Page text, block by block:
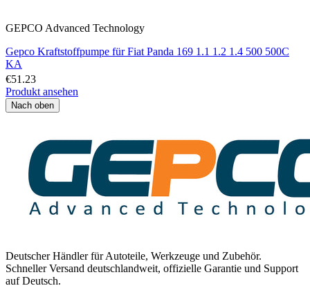
GEPCO Advanced Technology
Gepco Kraftstoffpumpe für Fiat Panda 169 1.1 1.2 1.4 500 500C
KA
€51.23
Produkt ansehen
Nach oben
Deutscher Händler für Autoteile, Werkzeuge und Zubehör.
Schneller Versand deutschlandweit, offizielle Garantie und Support
auf Deutsch.